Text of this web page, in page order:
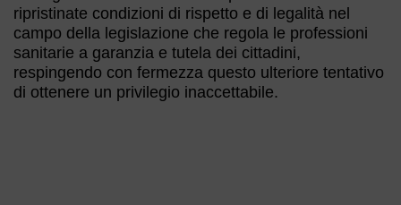
ripristinate condizioni di rispetto e di legalità nel
campo della legislazione che regola le professioni
sanitarie a garanzia e tutela dei cittadini,
respingendo con fermezza questo ulteriore tentativo
di ottenere un privilegio inaccettabile.